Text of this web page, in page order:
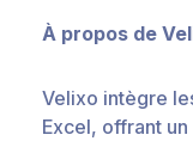
À propos de
Velixo intègre
Excel, offrant